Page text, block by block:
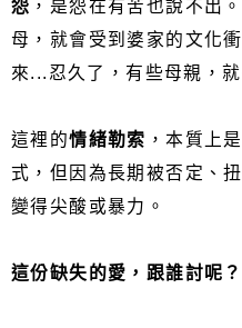
怨 ，是怨在有苦也說不出
母，就會受到婆家的文化
來...忍久了，有些母親，
這裡的情緒勒索 ，本質上
式，但因為長期被否定、
變得尖酸或暴力。
這份缺失的愛，跟誰討呢？